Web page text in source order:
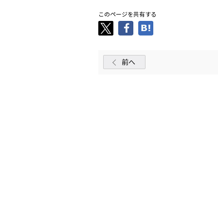
このページを共有する
前へ